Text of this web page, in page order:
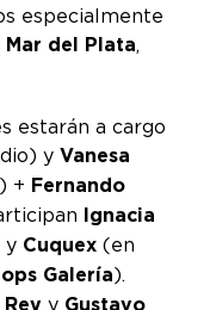
especialmente
Mar del Plata,
estarán a cargo
yVanesa
+ Fernando
Ignacia
y Cuquex (en
Galería).
y Gustavo